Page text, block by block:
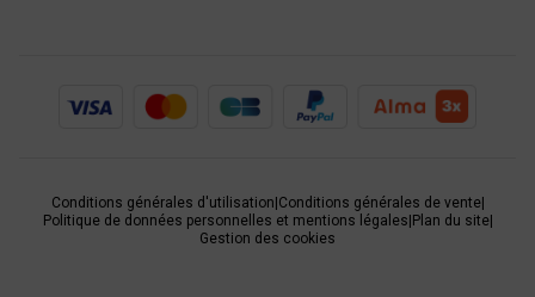
Conditions générales d'utilisation Conditions générales de vente|
Politique de données personnelles et mentions légales Plan du site|
Gestion des cookies